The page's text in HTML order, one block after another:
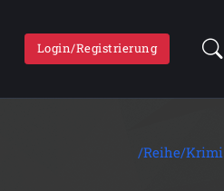
Login/Registrierung
/Reihe/Krimi